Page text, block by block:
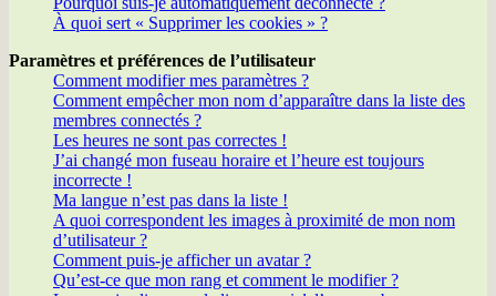
À quoi sert « Supprimer les cookies » ?
Paramètres et préférences de l’utilisateur
Comment modifier mes paramètres ?
Comment empêcher mon nom d’apparaître dans la liste des
membres connectés ?
Les heures ne sont pas correctes !
J’ai changé mon fuseau horaire et l’heure est toujours
incorrecte !
Ma langue n’est pas dans la liste !
A quoi correspondent les images à proximité de mon nom
d’utilisateur ?
Comment puis-je afficher un avatar ?
Qu’est-ce que mon rang et comment le modifier ?